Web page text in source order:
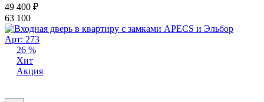
49 400 ₽
63 100
Арт: 273
26 %
Хит
Акция